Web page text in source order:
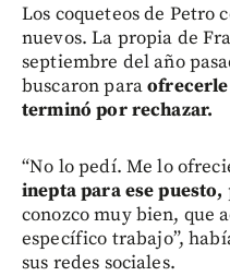
Los coqueteos de Petro
nuevos. La propia de
septiembre del año
buscaron para
terminó por rechazar.
“No lo pedí. Me lo
inepta para ese puesto,
conozco muy bien, que
específico trabajo”,
sus redes sociales.